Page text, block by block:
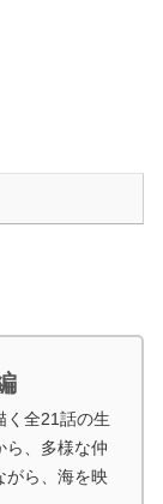
く全21話の生
ら、多様な仲
がら、海を映